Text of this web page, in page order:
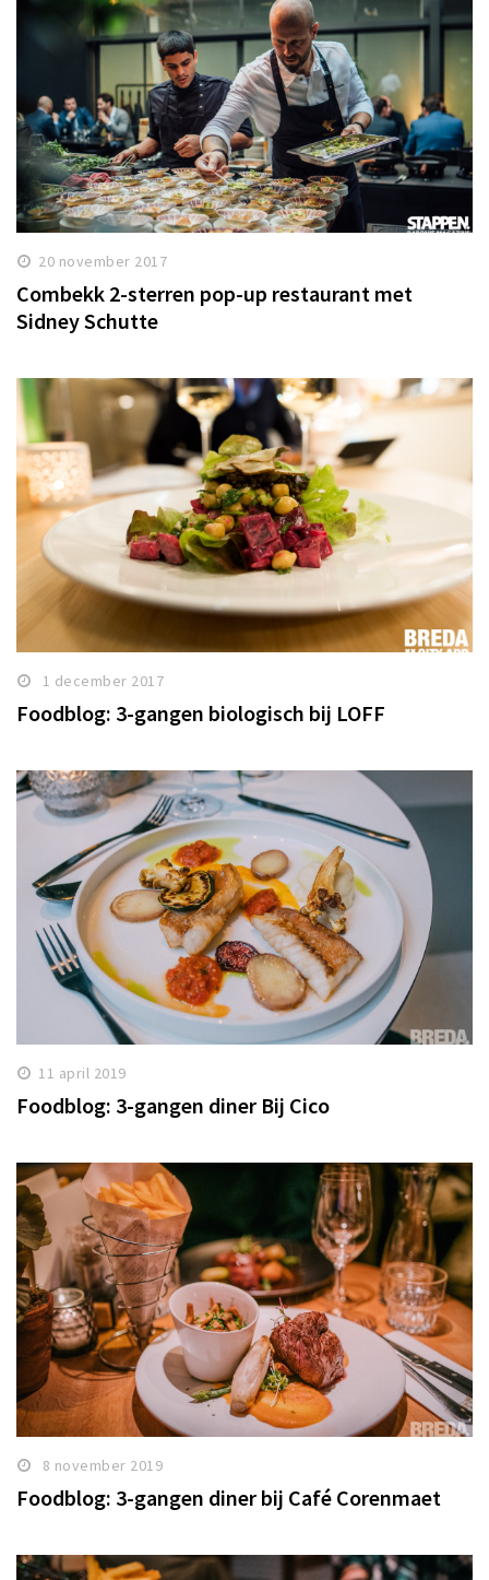
20 november 2017
Combekk 2-sterren pop-up restaurant met
Sidney Schutte
1 december 2017
Foodblog: 3-gangen biologisch bij LOFF
11 april 2019
Foodblog: 3-gangen diner Bij Cico
8 november 2019
Foodblog: 3-gangen diner bij Café Corenmaet